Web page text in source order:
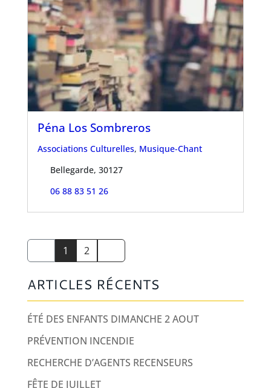
Péna Los Sombreros
Associations Culturelles, Musique-Chant
Bellegarde, 30127
06 88 83 51 26
1 2
ARTICLES RÉCENTS
ÉTÉ DES ENFANTS DIMANCHE 2 AOUT
PRÉVENTION INCENDIE
RECHERCHE D’AGENTS RECENSEURS
FÊTE DE JUILLET